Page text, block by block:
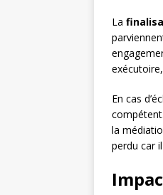
La
En cas
la
perdu car